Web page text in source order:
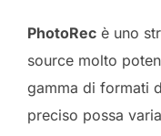
PhotoRec è uno
source molto
gamma di formati
preciso possa